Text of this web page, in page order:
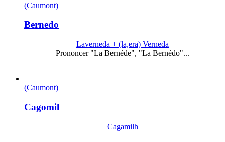
(Caumont)
Bernedo
Laverneda + (la,era) Verneda
Prononcer "La Bernéde", "La Bernédo"...
(Caumont)
Cagomil
Cagamilh